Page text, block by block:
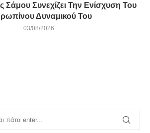
Σάμου Συνεχίζει Την Ενίσχυση Του
Δυναμικού Του
03/08/2026